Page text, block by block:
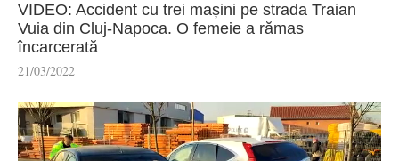
VIDEO: Accident cu trei mașini pe strada Traian
Vuia din Cluj-Napoca. O femeie a rămas
încarcerată
21/03/2022